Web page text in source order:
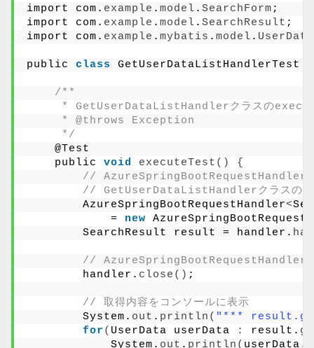
import com. example . model . SearchForm ;
import com. example . model . SearchResult ;
import com. example . mybatis . model . UserData
public class GetUserDataListHandlerTest
/**
* GetUserDataListHandlerクラスのexecute
     * @throws Exception
     */
    @Test
    public
void executeTest ()
{
// AzureSpringBootRequestHandlerク
// GetUserDataListHandlerクラスの
        AzureSpringBootRequestHandler
<
            =
new
        SearchResult result = handler.
// AzureSpringBootRequestHandlerク
        handler.
close () ;
// 取得内容をコンソールに表示
        System.
out . println ( "***
for ( UserData userData : result.
            System.
out . println ( userData.